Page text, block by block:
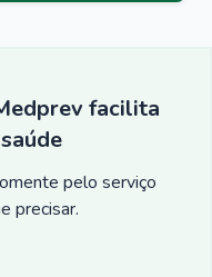
facilita
pelo serviço
precisar.